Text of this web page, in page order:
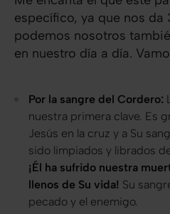
específico, ya que nos da
podemos nosotros
en nuestro día a día.
Por la sangre del Cordero:
nuestra primera clave. Es
Jesús en la cruz y a Su
sido limpiados y librados
¡Él ha sufrido nuestra
llenos de Su vida! Su
pecado y el enemigo.